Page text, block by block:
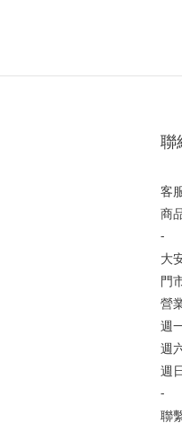
聯
客
商
-
大
門
營
週
週
週
-
聯